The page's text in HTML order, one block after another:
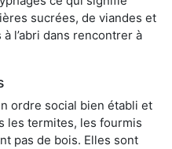
sucrées, de viandes et
l’abri dans rencontrer à
ordre social bien établi et
les termites, les fourmis
pas de bois. Elles sont